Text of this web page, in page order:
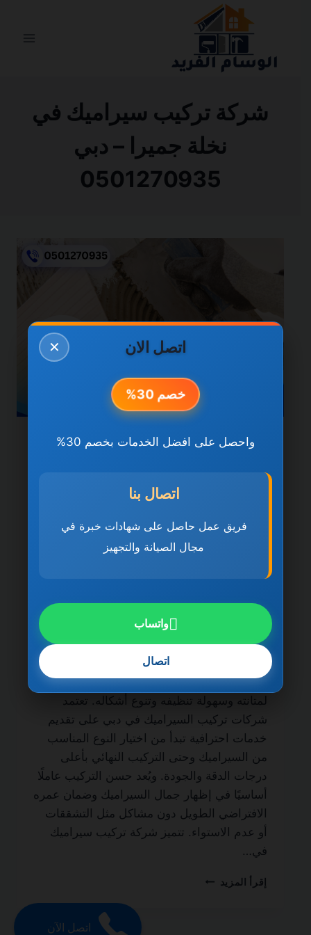
شركة تركيب سيراميك في
نخلة جميرا – دبي
0501270935
خدمات دبي
شركة تركيب سيراميك في
مدى الحياة
سيراميك في دبي 0501270935 ضمان مدى
الحياة من أهم الجهات المتخصصة في أعمال
التشطيب الداخلي والخارجي، حيث يُعتبر
السيراميك من أكثر الخامات استخدامًا في
المنازل والفلل والشقق والمباني التجارية نظرًا
لمتانته وسهولة تنظيفه وتنوع أشكاله. تعتمد
شركات تركيب السيراميك في دبي على تقديم
خدمات احترافية تبدأ من اختيار النوع المناسب
من السيراميك وحتى التركيب النهائي بأعلى
درجات الدقة والجودة. ويُعد حسن التركيب عاملًا
أساسيًا في إظهار جمال السيراميك وضمان عمره
الافتراضي الطويل دون مشاكل مثل التشققات
أو عدم الاستواء. تتميز شركة تركيب سيراميك
في…
إقرأ المزيد شركة
اتصل الآن
✕ اتصل الان
خصم 30%
واحصل على افضل الخدمات بخصم 30%
اتصال بنا
فريق عمل حاصل على شهادات خبرة في
مجال الصيانة والتجهيز
واتساب
اتصال